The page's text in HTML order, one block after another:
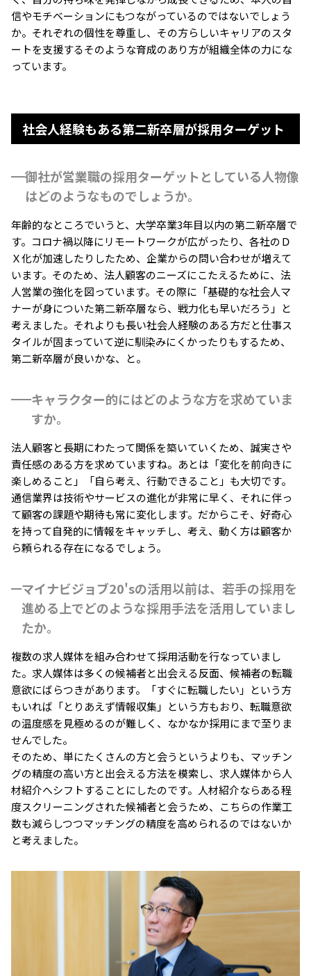
信やモチベーションにもつながっているのではないでしょう
か。それぞれの個性を尊重し、その方らしいキャリアのスタ
ートを支援する――そのような育成のあり方が組織全体の力にな
っています。
社会人経験もある第二新卒層が採用ターゲット
御社が営業職の採用ターゲットとしている人物像
はどのようなものでしょうか。
年齢的なところでいうと、大学卒業3年目以内の第二新卒層で
す。コロナ禍以降にリモートワークが広がったり、各社のＤ
Ｘ化が加速したりしたため、企業からの問い合わせが増えて
います。そのため、法人顧客のニーズにこたえるために、法
人営業の強化を図っています。その際に「基礎的な社会人マ
ナーが身についた第二新卒層なら、戦力化も早いだろう」と
考えました。それよりも長い社会人経験のある方だと仕事ス
タイルが固まっていて逆に馴染みにくかったりもするため、
第二新卒層が良いかな、と。
キャラクター的にはどのような方を求めていま
すか。
法人顧客と長期にわたって関係を築いていくため、誠実さや
責任感のある方を求めていますね。あとは「変化を前向きに
楽しめること」「自ら考え、行動できること」も大切です。
通信業界は技術やサービスの進化が非常に早く、それに伴っ
て顧客の課題や期待も常に変化します。だからこそ、好奇心
を持って自発的に情報をキャッチし、考え、動く方は顧客か
ら頼られる存在になるでしょう。
マイナビジョブ20'sの活用以前は、若手の採用を
進める上でどのような採用手法を活用していまし
たか。
複数の求人媒体を組み合わせて採用活動を行なっていまし
た。求人媒体は多くの候補者と出会える反面、候補者の転職
意欲にばらつきがあります。「すぐに転職したい」という方
もいれば「とりあえず情報収集」という方もおり、転職意欲
の温度感を見極めるのが難しく、なかなか採用にまで至りま
せんでした。
そのため、単にたくさんの方と会うというよりも、マッチン
グの精度の高い方と出会える方法を模索し、求人媒体から人
材紹介へシフトすることにしたのです。人材紹介ならある程
度スクリーニングされた候補者と会うため、こちらの作業工
数も減らしつつマッチングの精度を高められるのではないか
と考えました。